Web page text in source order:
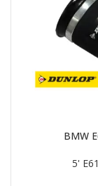
BMW
5'